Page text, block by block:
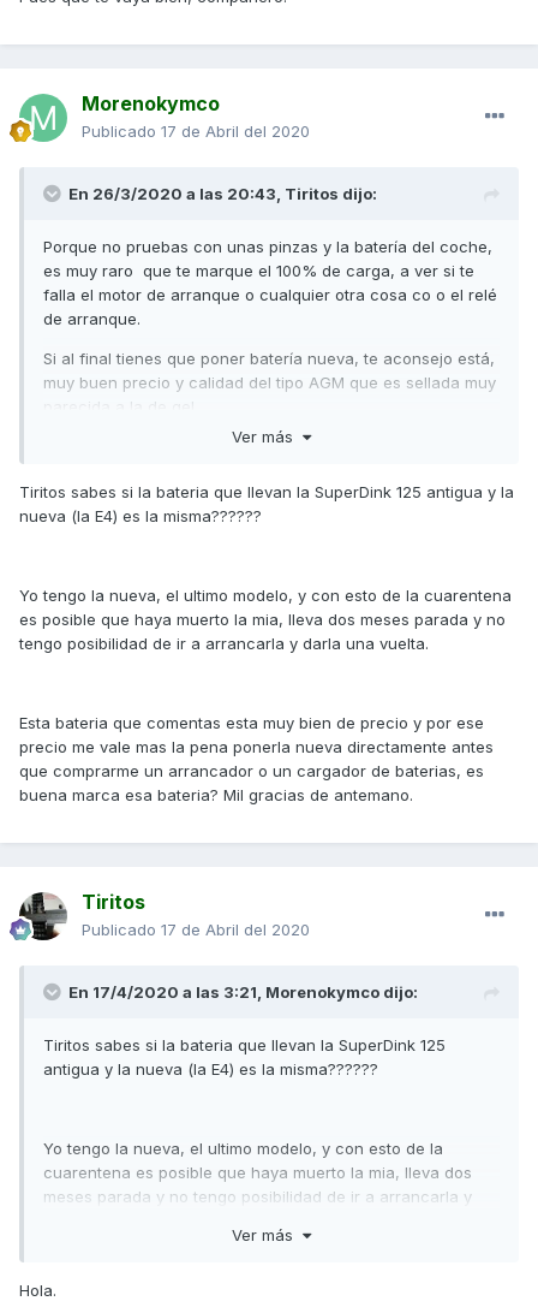
Morenokymco
Publicado 17 de Abril del 2020
En 26/3/2020 a las 20:43, Tiritos dijo:
Porque no pruebas con unas pinzas y la batería del coche,
es muy raro que te marque el 100% de carga, a ver si te
falla el motor de arranque o cualquier otra cosa co o el relé
de arranque.
Si al final tienes que poner batería nueva, te aconsejo está,
muy buen precio y calidad del tipo AGM que es sellada muy
parecida a la de gel.
https://www.all-batteries.es/bateria-moto-ytx12a-bs-ntx12a-
bs-12v-10ah-mot9022.html
Ver más
Tiritos sabes si la bateria que llevan la SuperDink 125 antigua y la
nueva (la E4) es la misma??????
Yo tengo la nueva, el ultimo modelo, y con esto de la cuarentena
es posible que haya muerto la mia, lleva dos meses parada y no
tengo posibilidad de ir a arrancarla y darla una vuelta.
Esta bateria que comentas esta muy bien de precio y por ese
precio me vale mas la pena ponerla nueva directamente antes
que comprarme un arrancador o un cargador de baterias, es
buena marca esa bateria? Mil gracias de antemano.
Tiritos
Publicado 17 de Abril del 2020
En 17/4/2020 a las 3:21, Morenokymco dijo:
Tiritos sabes si la bateria que llevan la SuperDink 125
antigua y la nueva (la E4) es la misma??????
Yo tengo la nueva, el ultimo modelo, y con esto de la
cuarentena es posible que haya muerto la mia, lleva dos
meses parada y no tengo posibilidad de ir a arrancarla y
Esta bateria que comentas esta muy bien de precio y por
Ver más
Hola.